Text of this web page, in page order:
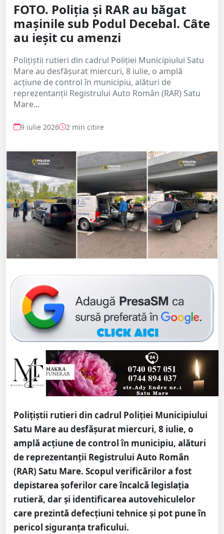
FOTO. Poliția și RAR au băgat
mașinile sub Podul Decebal. Câte
au ieșit cu amenzi
Polițiștii rutieri din cadrul Poliției Municipiului Satu
Mare au desfășurat miercuri, 8 iulie, o amplă
acțiune de control în municipiu, alături de
reprezentanții Registrului Auto Român (RAR) Satu
Mare...
9 iulie 2026 2 min citire
Polițiștii rutieri din cadrul Poliției Municipiului
Satu Mare au desfășurat miercuri, 8 iulie, o
amplă acțiune de control în municipiu, alături
de reprezentanții Registrului Auto Român
(RAR) Satu Mare. Scopul verificărilor a fost
depistarea șoferilor care încalcă legislația
rutieră, dar și identificarea autovehiculelor
care prezintă defecțiuni tehnice și pot pune în
pericol siguranța traficului.